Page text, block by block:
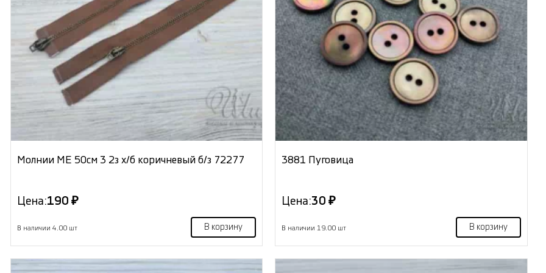
Молнии МЕ 50см 3 2з х/б коричневый б/з 72277
Цена:190 ₽
В наличии 4.00 шт В корзину
3881 Пуговица
Цена:30 ₽
В наличии 19.00 шт В корзину